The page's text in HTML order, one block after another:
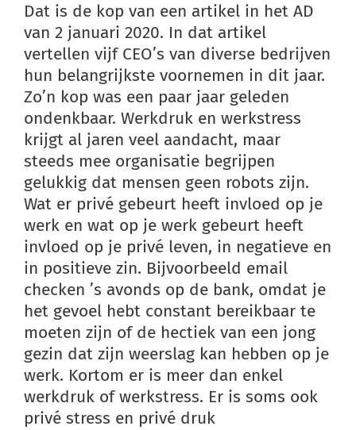
Dat is de kop van een artikel in het AD
van 2 januari 2020. In dat artikel
vertellen vijf CEO’s van diverse bedrijven
hun belangrijkste voornemen in dit jaar.
Zo’n kop was een paar jaar geleden
ondenkbaar. Werkdruk en werkstress
krijgt al jaren veel aandacht, maar
steeds mee organisatie begrijpen
gelukkig dat mensen geen robots zijn.
Wat er privé gebeurt heeft invloed op je
werk en wat op je werk gebeurt heeft
invloed op je privé leven, in negatieve en
in positieve zin. Bijvoorbeeld email
checken ’s avonds op de bank, omdat je
het gevoel hebt constant bereikbaar te
moeten zijn of de hectiek van een jong
gezin dat zijn weerslag kan hebben op je
werk. Kortom er is meer dan enkel
werkdruk of werkstress. Er is soms ook
privé stress en privé druk